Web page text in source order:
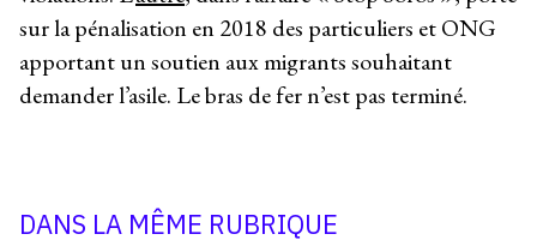
sur la pénalisation en 2018 des particuliers et ONG
apportant un soutien aux migrants souhaitant
demander l’asile. Le bras de fer n’est pas terminé.
DANS LA MÊME RUBRIQUE